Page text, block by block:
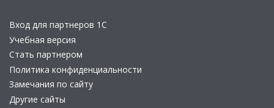
Вход для партнеров 1С
Учебная версия
Стать партнером
Политика конфиденциальности
Замечания по сайту
Другие сайты